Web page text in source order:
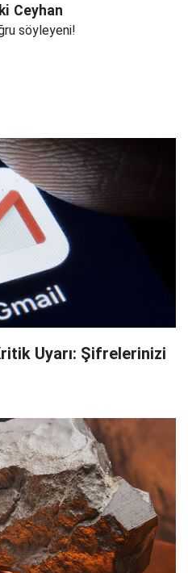
Ceyhan
söyleyeni!
Uyarı: Şifrelerinizi